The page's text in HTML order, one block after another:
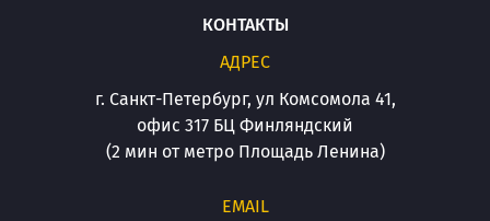
КОНТАКТЫ
АДРЕС
г. Санкт-Петербург, ул Комсомола 41,
офис 317 БЦ Финляндский
(2 мин от метро Площадь Ленина)
EMAIL